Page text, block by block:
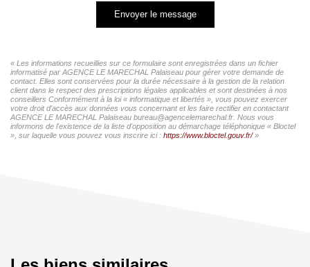
Envoyer le message
« Les informations recueillies sur ce formulaire sont enregistrées dans un fichier
informatisé par AGENCE LE MARECHAL Palaiseau pour gérer votre demande de
contact. Elles sont conservées pour la durée nécessaire à la gestion de la relation
client dans le respect des prescriptions légales applicables et sont destinées à nos
conseillers Conformément à la loi « informatique et libertés », vous pouvez exercer
votre droit d'accès aux données vous concernant et les faire rectifier en contactant
AGENCE LE MARECHAL Palaiseau bureau@agencelemarechal.fr. Nous vous
informons de l'existence de la liste d'opposition au démarchage téléphonique « Bloctel
», sur laquelle vous pouvez vous inscrire ici : https://www.bloctel.gouv.fr/»